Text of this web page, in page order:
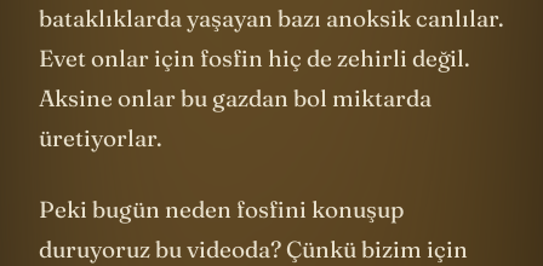
bataklıklarda yaşayan bazı anoksik canlılar.
Evet onlar için fosfin hiç de zehirli değil.
Aksine onlar bu gazdan bol miktarda
üretiyorlar.
Peki bugün neden fosfini konuşup
duruyoruz bu videoda? Çünkü bizim için